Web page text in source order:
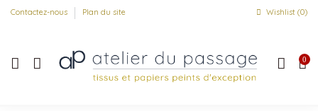
Contactez-nous Plan du site Wishlist (0)
0